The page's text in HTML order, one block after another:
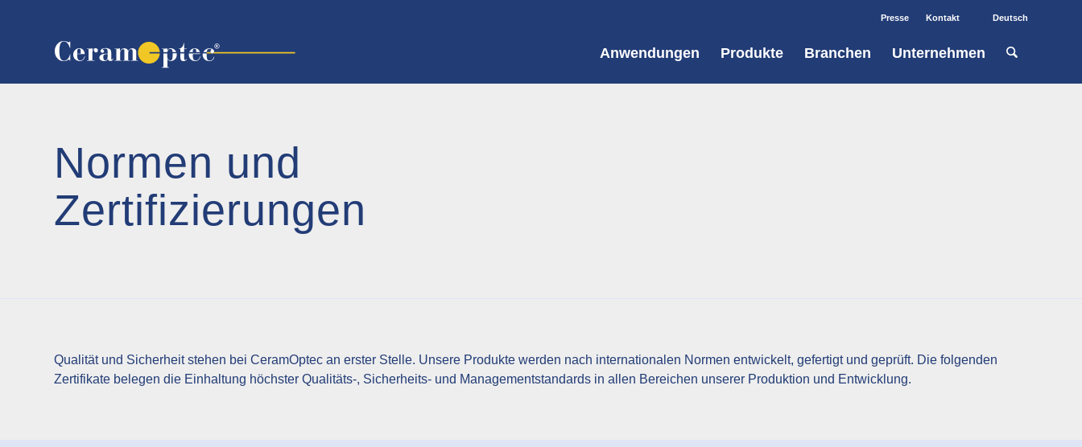
Presse Kontakt Deutsch
Anwendungen Produkte Branchen Unternehmen
Normen und
Zertifizierungen
Qualität und Sicherheit stehen bei CeramOptec an erster Stelle. Unsere Produkte werden nach internationalen Normen entwickelt, gefertigt und geprüft. Die folgenden
Zertifikate belegen die Einhaltung höchster Qualitäts-, Sicherheits- und Managementstandards in allen Bereichen unserer Produktion und Entwicklung.